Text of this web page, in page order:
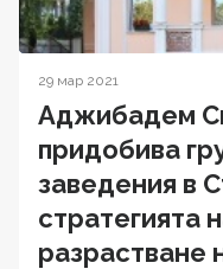
29 мар 2021
Аджибадем
придобива
заведения в
стратегията
разрастване